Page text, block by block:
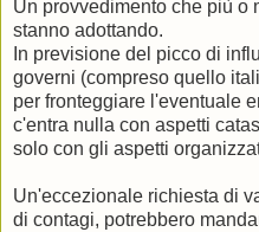
Un provvedimento che più o
stanno adottando.
In previsione del picco di
governi (compreso quello
per fronteggiare l'eventuale
c'entra nulla con aspetti
solo con gli aspetti
Un'eccezionale richiesta di
di contagi, potrebbero